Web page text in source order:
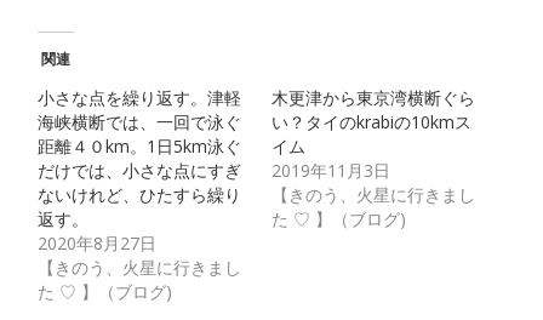
関連
小さな点を繰り返す。津軽
海峡横断では、一回で泳ぐ
距離４０km。1日5km泳ぐ
だけでは、小さな点にすぎ
ないけれど、ひたすら繰り
返す。
2020年8月27日
【きのう、火星に行きまし
た ♡ 】（ブログ)
木更津から東京湾横断ぐら
い？タイのkrabiの10kmス
イム
2019年11月3日
【きのう、火星に行きまし
た ♡ 】（ブログ)